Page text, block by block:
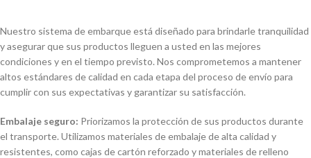
Nuestro sistema de embarque está diseñado para brindarle tranquilidad
y asegurar que sus productos lleguen a usted en las mejores
condiciones y en el tiempo previsto. Nos comprometemos a mantener
altos estándares de calidad en cada etapa del proceso de envío para
cumplir con sus expectativas y garantizar su satisfacción.
Embalaje seguro: Priorizamos la protección de sus productos durante
el transporte. Utilizamos materiales de embalaje de alta calidad y
resistentes, como cajas de cartón reforzado y materiales de relleno